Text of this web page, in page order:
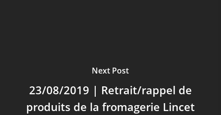
Next Post
23/08/2019 | Retrait/rappel de
produits de la fromagerie Lincet